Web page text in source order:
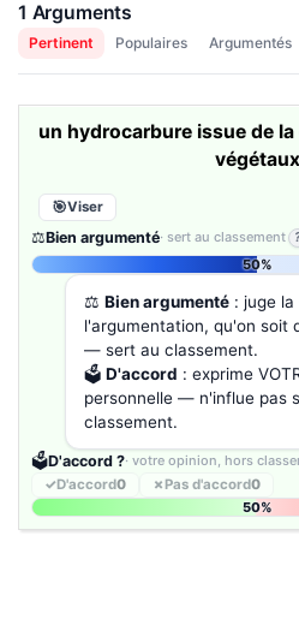
1 Arguments
Pertinent Populaires Argumentés
un hydrocarbure issue de
végétaux
Viser
⚖️Bien argumenté· sert au classement
50%
⚖️ Bien argumenté : juge la
l'argumentation, qu'on soit
— sert au classement.
🗳️ D'accord : exprime
personnelle — n'influe pas
classement.
🗳️D'accord ?· votre opinion, hors
✓D'accord0 ✗Pas d'accord0
50%